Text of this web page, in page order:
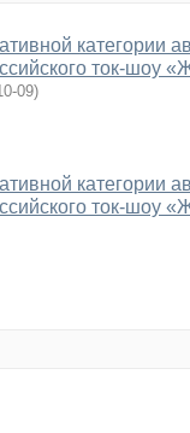
категории
ток-шоу
09)
категории
ток-шоу